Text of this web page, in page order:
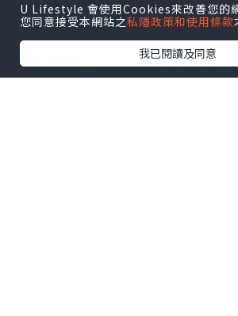
要知道良好嘅語言能力對小
大嘅優勢，所以自
全由外籍老師教嘅課堂，希
U Lifestyle 會使用Cookies來改善您的
您同意接受本網站之私隱政策和使用條款
我已閱讀及同意